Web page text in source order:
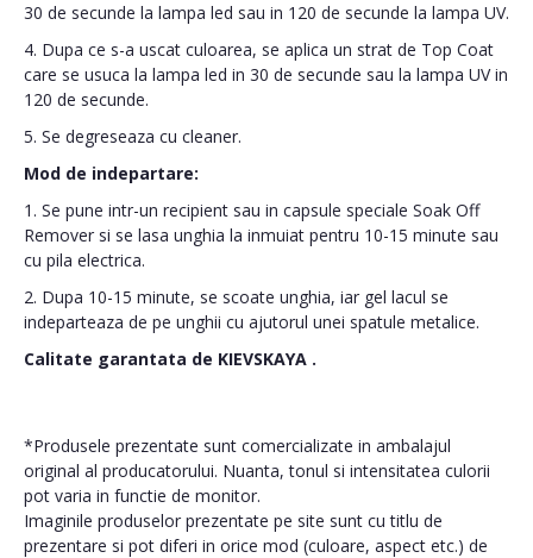
30 de secunde la lampa led sau in 120 de secunde la lampa UV.
4. Dupa ce s-a uscat culoarea, se aplica un strat de Top Coat
care se usuca la lampa led in 30 de secunde sau la lampa UV in
120 de secunde.
5. Se degreseaza cu cleaner.
Mod de indepartare:
1. Se pune intr-un recipient sau in capsule speciale Soak Off
Remover si se lasa unghia la inmuiat pentru 10-15 minute sau
cu pila electrica.
2. Dupa 10-15 minute, se scoate unghia, iar gel lacul se
indeparteaza de pe unghii cu ajutorul unei spatule metalice.
Calitate garantata de KIEVSKAYA .
*Produsele prezentate sunt comercializate in ambalajul
original al producatorului. Nuanta, tonul si intensitatea culorii
pot varia in functie de monitor.
Imaginile produselor prezentate pe site sunt cu titlu de
prezentare si pot diferi in orice mod (culoare, aspect etc.) de